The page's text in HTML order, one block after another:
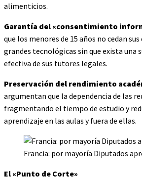
alimenticios.
Garantía del «consentimiento
que los menores de 15 años no cedan
grandes tecnológicas sin que exista una
efectiva de sus tutores legales.
Preservación del rendimiento
argumentan que la dependencia de las
fragmentando el tiempo de estudio y
aprendizaje en las aulas y fuera de ellas.
Francia: por mayoría Diputados
El «Punto de Corte»